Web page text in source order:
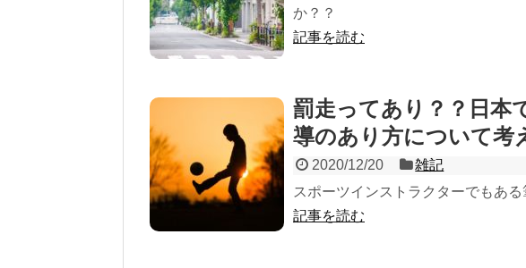
か？？
記事を読む
罰走ってあり？？日本
導のあり方について考
2020/12/20
雑記
スポーツインストラクターでもあ
記事を読む